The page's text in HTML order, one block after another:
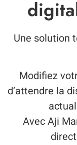
Une solution
Modifiez
d’attendre la
Avec Aji